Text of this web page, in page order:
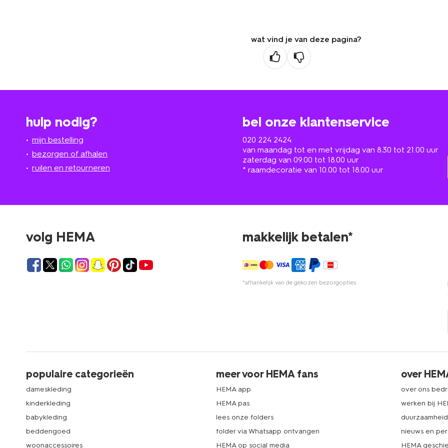
wat vind je van deze pagina?
hulp nodig?
mijn bestelling
bezorgen of afhalen
ruilen en retourneren
bel onze klantenservice
020 224 2424
van maandag tot en met vrijdag van 8.30 tot 21.00 uur
zaterdag van 09.00 tot 18.00 uur
* raamdecoratie van 10.00 tot 18.00 uur
volg HEMA makkelijk betalen*
*afhankelijk van de gekozen bezorgopties
populaire categorieën
dameskleding
kinderkleding
babykleding
beddengoed
woonaccessoires
meer voor HEMA fans
HEMA app
HEMA pas
lees onze folders
folder via Whatsapp ontvangen
HEMA op social media
over
over ons
werken bij
duurzaamheid
nieuws en
HEMA